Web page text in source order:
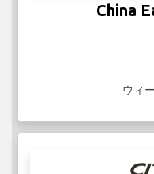
China
ウィ